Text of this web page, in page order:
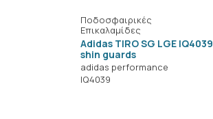
Ποδοσφαιρικές
Επικαλαμίδες
Adidas TIRO SG LGE IQ4039
shin guards
adidas performance
IQ4039